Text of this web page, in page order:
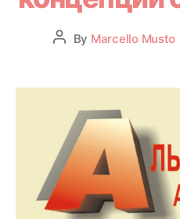
By Marcello Musto